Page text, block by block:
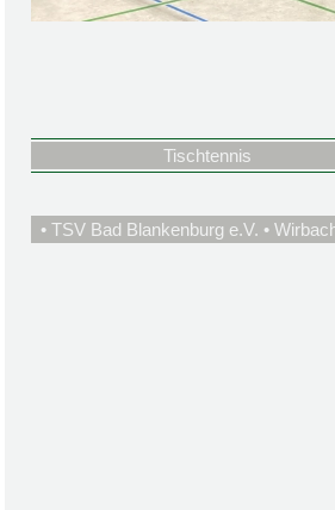
Tischtennis
• TSV Bad Blankenburg e.V. •